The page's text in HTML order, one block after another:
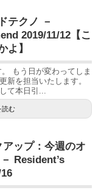
テクノ －
2019/11/12【こ
よ】
もう日が変わってしま
新を担当いたします。
て本日引...
読む
ップ：今週のオ
Resident’s